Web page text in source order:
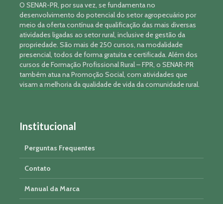
O SENAR-PR, por sua vez, se fundamenta no
desenvolvimento do potencial do setor agropecuário por
meio da oferta contínua de qualificação das mais diversas
atividades ligadas ao setor rural, inclusive de gestão da
propriedade. São mais de 250 cursos, na modalidade
presencial, todos de forma gratuita e certificada. Além dos
cursos de Formação Profissional Rural – FPR, o SENAR-PR
também atua na Promoção Social, com atividades que
visam a melhoria da qualidade de vida da comunidade rural.
Institucional
Perguntas Frequentes
Contato
Manual da Marca